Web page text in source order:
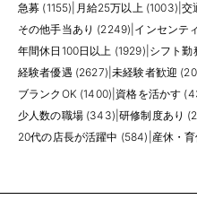
急募 (1155) 月給25万以上 (1003) |交
その他手当あり (2249) インセンテ
年間休日100日以上 (1929) シフト勤
経験者優遇 (2627) |未経験者歓迎
ブランクOK (1400) 資格を活かす
少人数の職場 (343) |研修制度あり
20代の店長が活躍中 (584) 産休・